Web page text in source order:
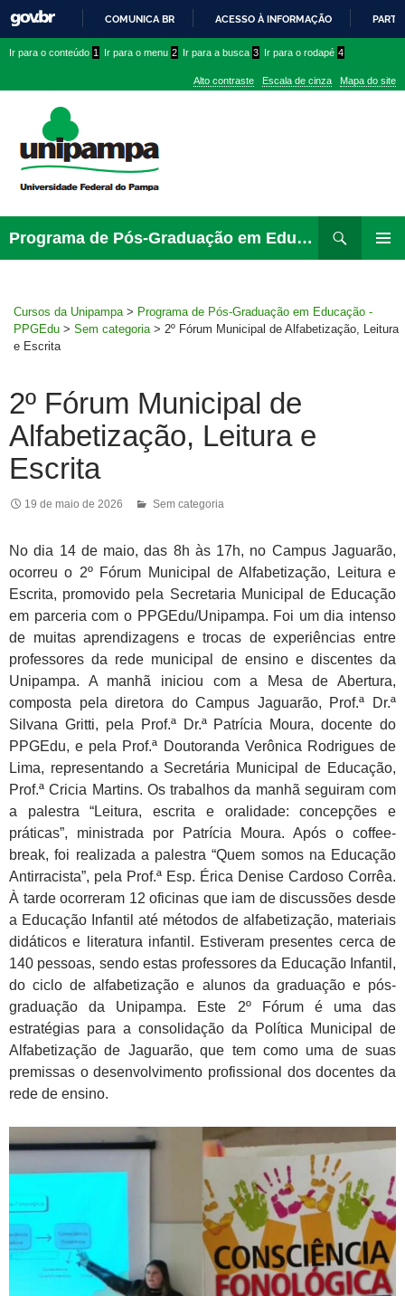
PARA
CONTEÚDO
COMUNICA BR ACESSO À INFORMAÇÃO
conteúdo
menu
superior
menu
Ir para o conteúdo 1 Ir para o menu 2 Ir para a busca 3 Ir para o rodapé 4
Alto contraste Escala de cinza Mapa do site
Programa de Pós-Graduação em Educação – PPGEdu
para
Cursos da Unipampa > Programa de Pós-Graduação em Educação -
PPGEdu > Sem categoria > 2º Fórum Municipal de Alfabetização, Leitura
e Escrita
2º Fórum Municipal de
Alfabetização, Leitura e
Escrita
19 de maio de 2026 Sem categoria
No dia 14 de maio, das 8h às 17h, no Campus Jaguarão,
ocorreu o 2º Fórum Municipal de Alfabetização, Leitura e
Escrita, promovido pela Secretaria Municipal de Educação
em parceria com o PPGEdu/Unipampa. Foi um dia intenso
de muitas aprendizagens e trocas de experiências entre
professores da rede municipal de ensino e discentes da
Unipampa. A manhã iniciou com a Mesa de Abertura,
composta pela diretora do Campus Jaguarão, Prof.ª Dr.ª
Silvana Gritti, pela Prof.ª Dr.ª Patrícia Moura, docente do
PPGEdu, e pela Prof.ª Doutoranda Verônica Rodrigues de
Lima, representando a Secretária Municipal de Educação,
Prof.ª Cricia Martins. Os trabalhos da manhã seguiram com
a palestra “Leitura, escrita e oralidade: concepções e
práticas”, ministrada por Patrícia Moura. Após o coffee-
break, foi realizada a palestra “Quem somos na Educação
Antirracista”, pela Prof.ª Esp. Érica Denise Cardoso Corrêa.
À tarde ocorreram 12 oficinas que iam de discussões desde
a Educação Infantil até métodos de alfabetização, materiais
didáticos e literatura infantil. Estiveram presentes cerca de
140 pessoas, sendo estas professores da Educação Infantil,
do ciclo de alfabetização e alunos da graduação e pós-
graduação da Unipampa. Este 2º Fórum é uma das
estratégias para a consolidação da Política Municipal de
Alfabetização de Jaguarão, que tem como uma de suas
premissas o desenvolvimento profissional dos docentes da
rede de ensino.